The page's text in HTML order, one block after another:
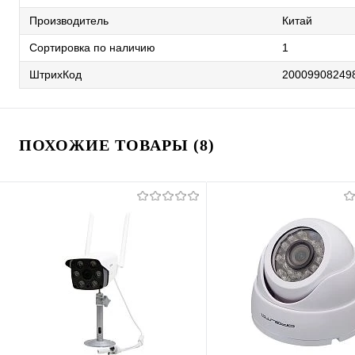
Производитель Китай
Сортировка по наличию 1
ШтрихКод
ПОХОЖИЕ ТОВАРЫ (8)